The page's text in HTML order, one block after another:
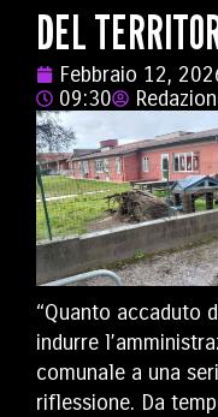
DEL
Febbraio 12,
09:30
“Quanto accaduto
indurre
comunale a una
riflessione. Da